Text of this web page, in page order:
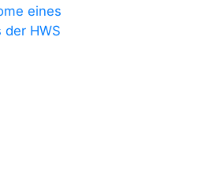
eines
HWS